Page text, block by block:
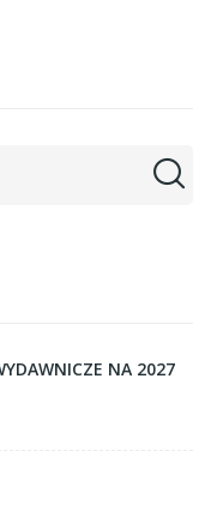
NA 2027